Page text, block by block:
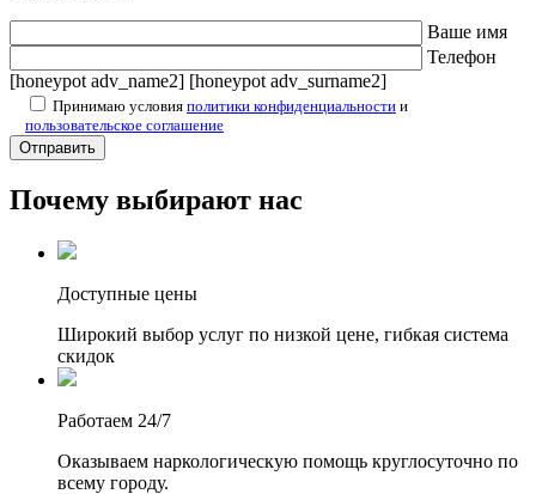
Ваше имя
Телефон
[honeypot adv_name2] [honeypot adv_surname2]
Принимаю условия политики конфиденциальности и
пользовательское соглашение
Почему выбирают нас
Доступные цены
Широкий выбор услуг по низкой цене, гибкая система
скидок
Работаем 24/7
Оказываем наркологическую помощь круглосуточно по
всему городу.